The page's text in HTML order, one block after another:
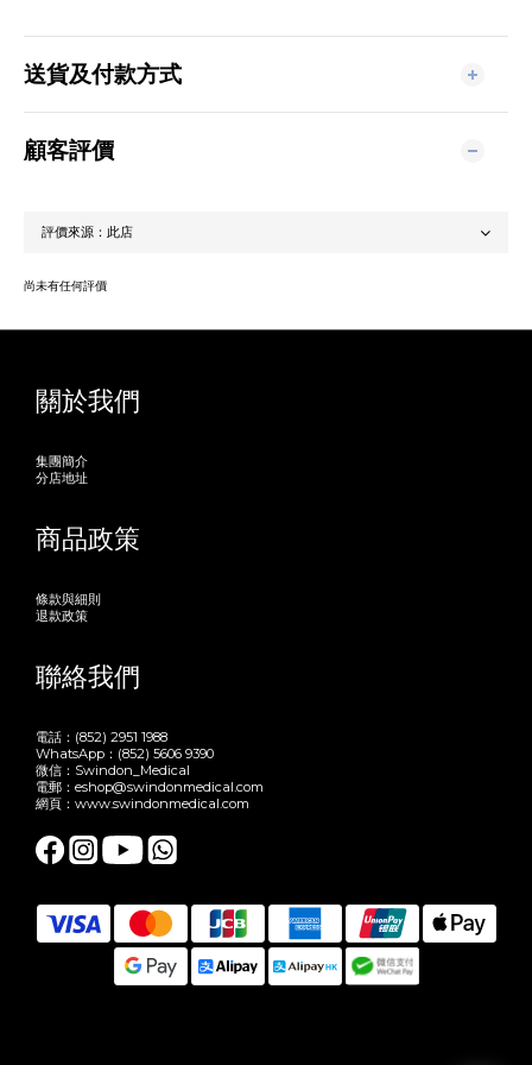
送貨及付款方式
顧客評價
尚未有任何評價
關於我們
集團簡介
分店地址
商品政策
條款與細則
退款政策
聯絡我們
電話：(852) 2951 1988
WhatsApp：(852) 5606 9390
微信：Swindon_Medical
電郵：eshop@swindonmedical.com
網頁：www.swindonmedical.com